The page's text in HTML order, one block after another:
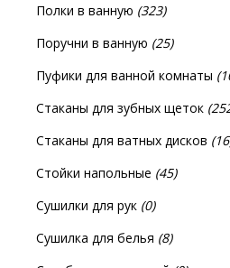
Полки в ванную (323)
Поручни в ванную (25)
Пуфики для ванной комнаты
Стаканы для зубных щеток
Стаканы для ватных дисков
Стойки напольные (45)
Сушилки для рук (0)
Сушилка для белья (8)